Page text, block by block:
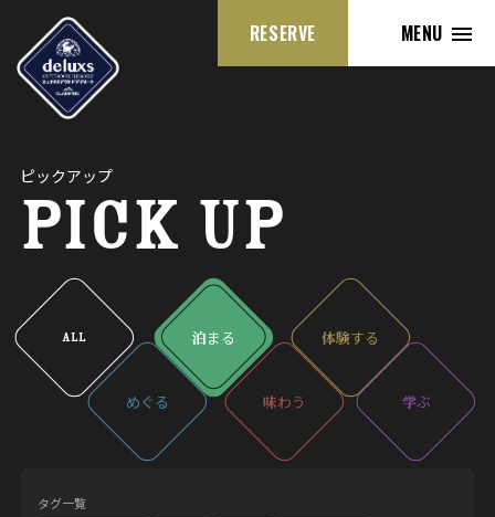
RESERVE MENU
ピックアップ
PICK UP
ALL 泊まる 体験する
めぐる 味わう 学ぶ
タグ一覧